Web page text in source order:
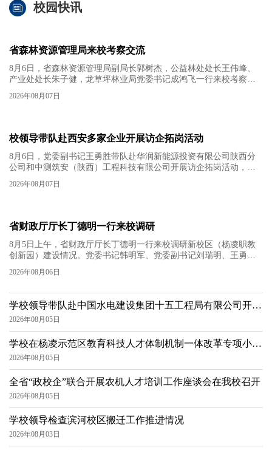
校园快讯
省森林资源管理局来校考察交流
8月6日，省森林资源管理局副局长郭树杰，公益林处处长王伟峰、
产业处处长朱子健，龙草坪林业局党委书记成鸿飞一行来校考察交
流，副校长祝战斌出席座谈会。祝战斌对郭树杰一行来校表示欢
迎，向省森林资源管理局长期以来对学校的关心支持表示感谢。他
所属林业局在实习实训、科研服务和职工技能培训等领域的务实合
作，...
2026年08月07日
校领导带队赴西安多家企业开展访企拓岗活动
8月6日，党委副书记王勇胜带队赴华润新能源投资有限公司陕西分
公司和中测筑安（陕西）工程科技有限公司开展访企拓岗活动，企
业负责人等参加座谈。王勇胜一行实地参观了企业文化长廊和重点
实验室，详细了解企业的发展历程、业务板块和前沿技术创新成
将新能源基建标准、建筑检测鉴定及加固等产业前沿技术内容植入
课程体系，...
2026年08月07日
省财政厅厅长丁德明一行来校调研
8月5日上午，省财政厅厅长丁德明一行来校调研新校区（杨凌职教
创新园）建设情况。党委书记韩明军、党委副书记刘瑞明、王勇胜
陪同调研。丁德明一行调研了现代农业产教融合实训楼、京东产业
学院、1号学生公寓楼，实地查看了操场、餐厅、校园环境及正在建
标准建设新校区（杨凌职教创新园）表示认可。韩明军对调研组一
行表示欢迎，对省财政厅一直以来的支持和关心表示感谢。...
2026年08月06日
学校领导带队赴中国水电建设集团十五工程局有限公司开展
访企拓岗活动
2026年08月05日
学校在杨凌示范区教育科技人才体制机制一体改革专项小组
会上作交流发言
2026年08月05日
全省“政校企”联合开展农机人才培训工作座谈会在我校召开
2026年08月05日
学校领导检查滨河校区搬迁工作推进情况
2026年08月03日